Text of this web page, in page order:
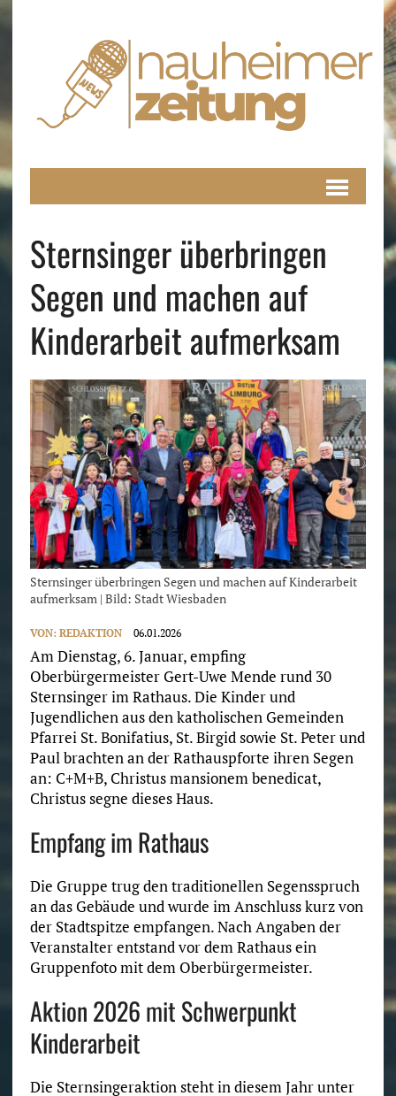
Sternsinger überbringen
Segen und machen auf
Kinderarbeit aufmerksam
Sternsinger überbringen Segen und machen auf Kinderarbeit
aufmerksam | Bild: Stadt Wiesbaden
VON: REDAKTION 06.01.2026
Am Dienstag, 6. Januar, empfing
Oberbürgermeister Gert-Uwe Mende rund 30
Sternsinger im Rathaus. Die Kinder und
Jugendlichen aus den katholischen Gemeinden
Pfarrei St. Bonifatius, St. Birgid sowie St. Peter und
Paul brachten an der Rathauspforte ihren Segen
an: C+M+B, Christus mansionem benedicat,
Christus segne dieses Haus.
Empfang im Rathaus
Die Gruppe trug den traditionellen Segensspruch
an das Gebäude und wurde im Anschluss kurz von
der Stadtspitze empfangen. Nach Angaben der
Veranstalter entstand vor dem Rathaus ein
Gruppenfoto mit dem Oberbürgermeister.
Aktion 2026 mit Schwerpunkt
Kinderarbeit
Die Sternsingeraktion steht in diesem Jahr unter